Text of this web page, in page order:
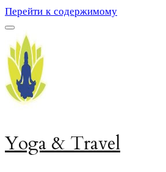
Перейти к содержимому
Yoga & Travel